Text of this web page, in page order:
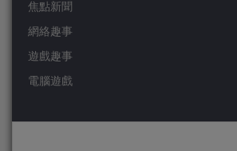
焦點新聞
網絡趣事
遊戲趣事
電腦遊戲